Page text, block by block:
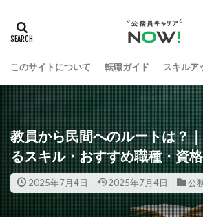
このサイトについて 転職ガイド スキルア
教員から民間へのルートは？
るスキル・おすすめ職種・資
2025年7月4日 2025年7月4日 公